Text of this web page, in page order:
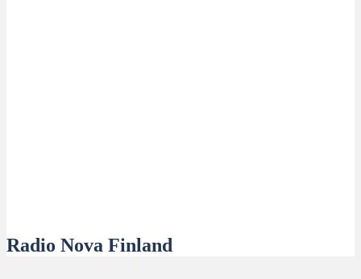
Radio Nova Finland